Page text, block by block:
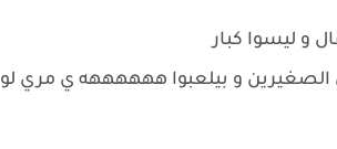
و ليسوا كبار
الصغيرين و بيلعبوا ههههههه ي مري لو